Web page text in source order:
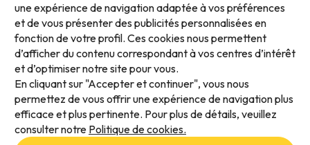
Modes de paiement disponibles
une expérience de navigation adaptée à vos préférences
et de vous présenter des publicités personnalisées en
fonction de votre profil. Ces cookies nous permettent
d’afficher du contenu correspondant à vos centres d’intérêt
et d’optimiser notre site pour vous.
En cliquant sur "Accepter et continuer", vous nous
permettez de vous offrir une expérience de navigation plus
efficace et plus pertinente. Pour plus de détails, veuillez
consulter notre Politique de cookies.